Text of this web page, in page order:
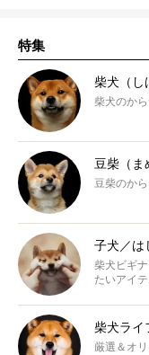
特集
柴犬（し
柴犬のか
豆柴（ま
豆柴のか
子犬／は
柴犬ビギ
たいアイ
柴犬ライ
厳選＆オ